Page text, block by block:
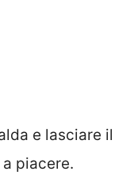
e lasciare il
piacere.